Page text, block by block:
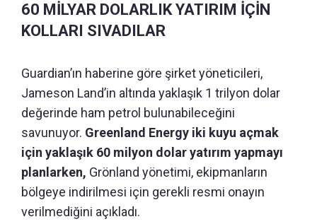
60 MİLYAR DOLARLIK YATIRIM İÇİN
KOLLARI SIVADILAR
Guardian’ın haberine göre şirket yöneticileri,
Jameson Land’in altında yaklaşık 1 trilyon dolar
değerinde ham petrol bulunabileceğini
savunuyor. Greenland Energy iki kuyu açmak
için yaklaşık 60 milyon dolar yatırım yapmayı
planlarken, Grönland yönetimi, ekipmanların
bölgeye indirilmesi için gerekli resmi onayın
verilmediğini açıkladı.